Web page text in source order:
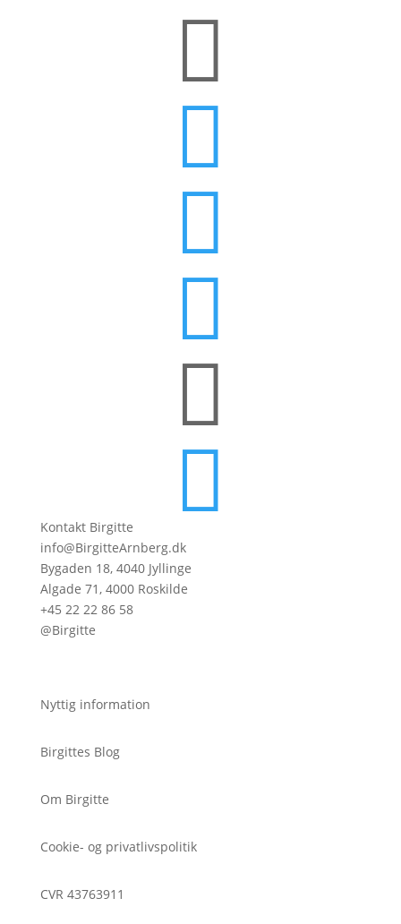






Kontakt Birgitte
info@BirgitteArnberg.dk
Bygaden 18, 4040 Jyllinge
Algade 71, 4000 Roskilde
+45 22 22 86 58
@Birgitte
Nyttig information
Birgittes Blog
Om Birgitte
Cookie- og privatlivspolitik
CVR 43763911